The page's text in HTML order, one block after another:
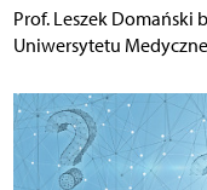
Prof. Leszek
Uniwersytetu